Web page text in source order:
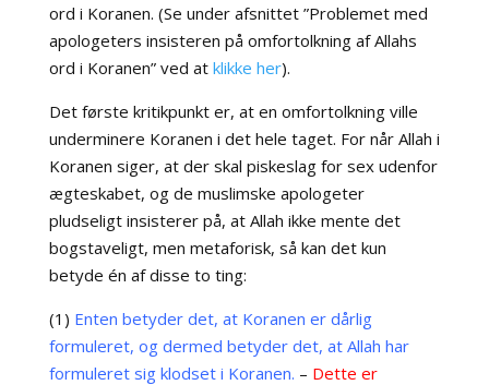
ord i Koranen. (Se under afsnittet ”Problemet med
apologeters insisteren på omfortolkning af Allahs
ord i Koranen” ved at klikke her).
Det første kritikpunkt er, at en omfortolkning ville
underminere Koranen i det hele taget. For når Allah i
Koranen siger, at der skal piskeslag for sex udenfor
ægteskabet, og de muslimske apologeter
pludseligt insisterer på, at Allah ikke mente det
bogstaveligt, men metaforisk, så kan det kun
betyde én af disse to ting:
(1) Enten betyder det, at Koranen er dårlig
formuleret, og dermed betyder det, at Allah har
formuleret sig klodset i Koranen. – Dette er